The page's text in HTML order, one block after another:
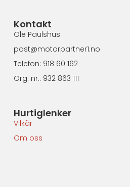
Hurtiglenker
Vilkår
Om oss
Kontakt
Ole Paulshus
post@motorpartner1.no
Telefon: 918 60 162
Org. nr.: 932 863 111